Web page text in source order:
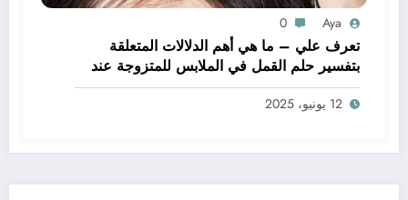
Aya
0
تعرف علي – ما هي أهم الدلالات المتعلقة
بتفسير حلم القمل في الملابس للمتزوجة عند
ابن سيرين؟ – بالتفصيل
12 يونيو، 2025